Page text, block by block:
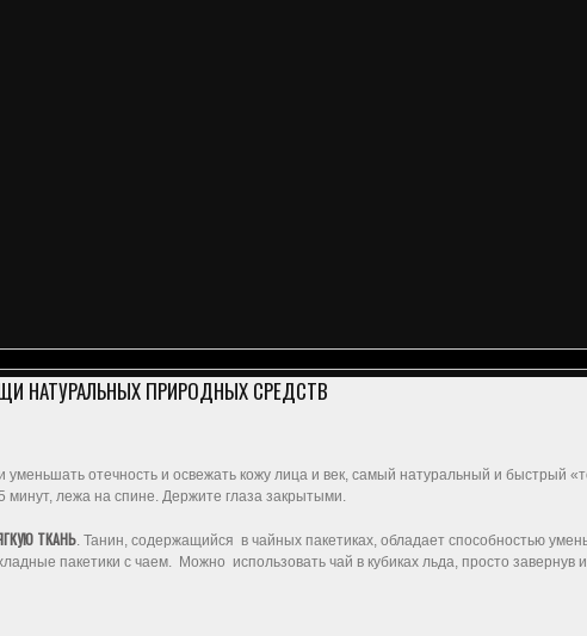
НАТУРАЛЬНЫХ ПРИРОДНЫХ СРЕДСТВ
уменьшать отечность и освежать кожу лица и век, самый натуральный и быстрый
минут, лежа на спине. Держите глаза закрытыми.
ТКАНЬ. Танин, содержащийся в чайных пакетиках, обладает способностью
пакетики с чаем. Можно использовать чай в кубиках льда, просто завернув